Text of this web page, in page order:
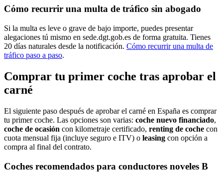
Cómo recurrir una multa de tráfico sin abogado
Si la multa es leve o grave de bajo importe, puedes presentar
alegaciones tú mismo en sede.dgt.gob.es de forma gratuita. Tienes
20 días naturales desde la notificación. Cómo recurrir una multa de
tráfico paso a paso.
Comprar tu primer coche tras aprobar el
carné
El siguiente paso después de aprobar el carné en España es comprar
tu primer coche. Las opciones son varias: coche nuevo financiado,
coche de ocasión con kilometraje certificado, renting de coche con
cuota mensual fija (incluye seguro e ITV) o leasing con opción a
compra al final del contrato.
Coches recomendados para conductores noveles B